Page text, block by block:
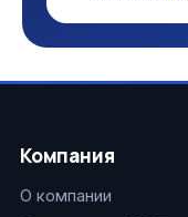
Компания
О компании